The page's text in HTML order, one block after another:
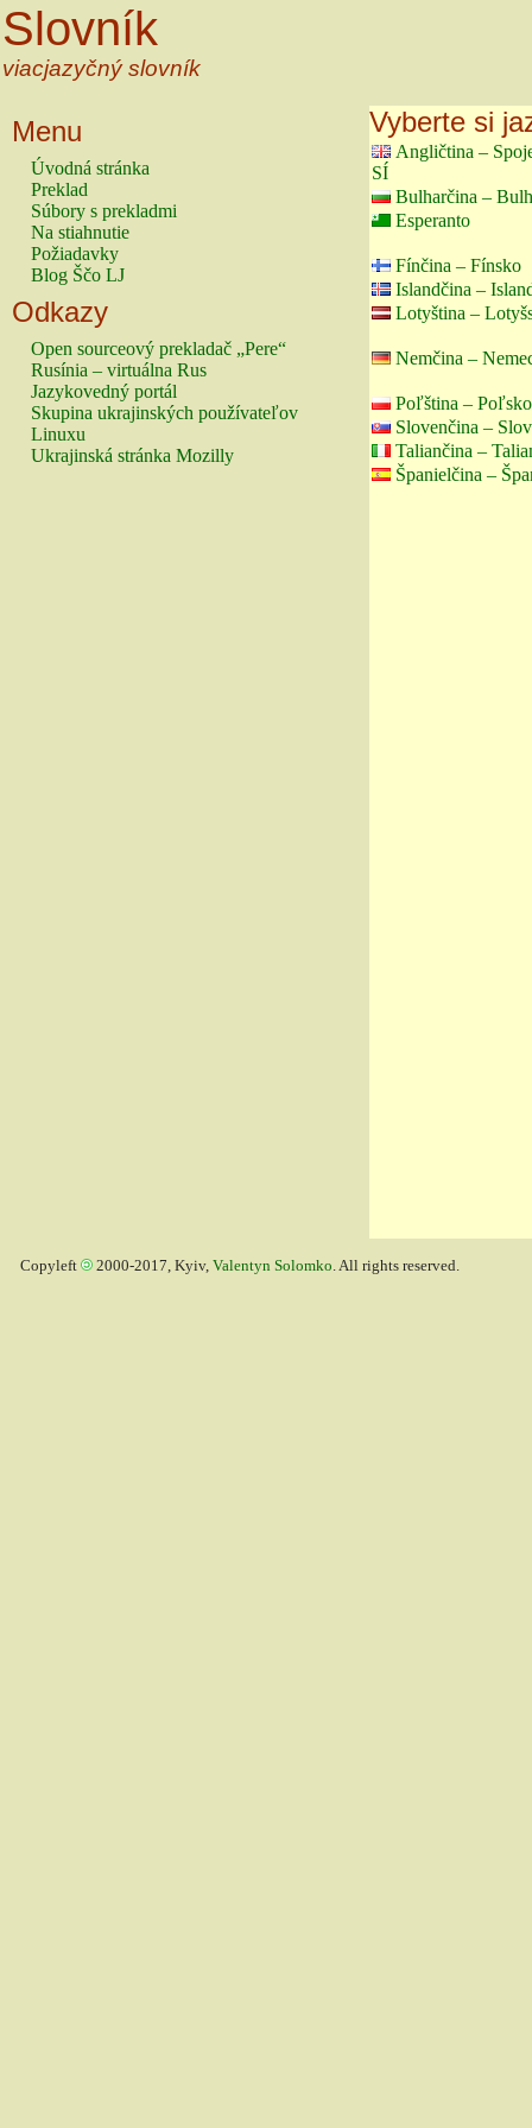
Slovník
viacjazyčný slovník
Menu
Úvodná stránka
Preklad
Súbory s prekladmi
Na stiahnutie
Požiadavky
Blog Ščo LJ
Odkazy
Open sourceový prekladač „Pere“
Rusínia – virtuálna Rus
Jazykovedný portál
Skupina ukrajinských používateľov
Linuxu
Ukrajinská stránka Mozilly
Vyberte si
Angličtina –
SÍ
Bulharčina –
Esperanto
Fínčina – Fínsko
Islandčina –
Lotyština –
Nemčina –
Poľština – Poľsko
Slovenčina –
Taliančina –
Španielčina –
Copyleft 2000-2017, Kyiv, Valentyn Solomko. All rights reserved.